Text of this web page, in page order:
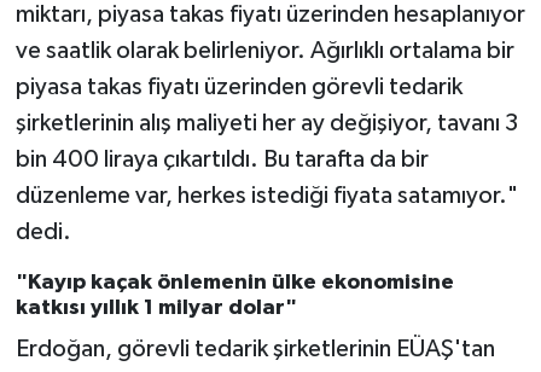
miktarı, piyasa takas fiyatı üzerinden hesaplanıyor
ve saatlik olarak belirleniyor. Ağırlıklı ortalama bir
piyasa takas fiyatı üzerinden görevli tedarik
şirketlerinin alış maliyeti her ay değişiyor, tavanı 3
bin 400 liraya çıkartıldı. Bu tarafta da bir
düzenleme var, herkes istediği fiyata satamıyor."
dedi.
"Kayıp kaçak önlemenin ülke ekonomisine
katkısı yıllık 1 milyar dolar"
Erdoğan, görevli tedarik şirketlerinin EÜAŞ'tan